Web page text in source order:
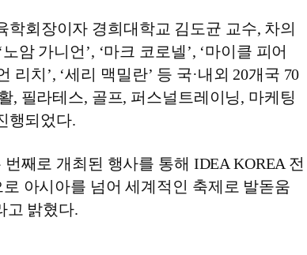
학회장이자 경희대학교 김도균 교수, 차의
암 가니언’, ‘마크 코로넬’, ‘마이클 피어
리치’, ‘세리 맥밀란’ 등 국·내외 20개국 70
, 필라테스, 골프, 퍼스널트레이닝, 마케팅
행되었다.
째로 개최된 행사를 통해 IDEA KOREA 전
아시아를 넘어 세계적인 축제로 발돋움
고 밝혔다.